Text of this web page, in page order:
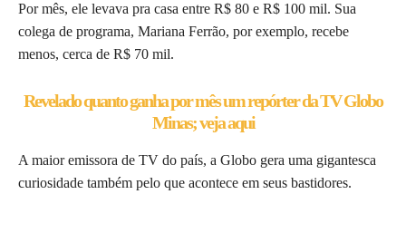
Por mês, ele levava pra casa entre R$ 80 e R$ 100 mil. Sua
colega de programa, Mariana Ferrão, por exemplo, recebe
menos, cerca de R$ 70 mil.
Revelado quanto ganha por mês um repórter da TV Globo
Minas; veja aqui
A maior emissora de TV do país, a Globo gera uma gigantesca
curiosidade também pelo que acontece em seus bastidores.